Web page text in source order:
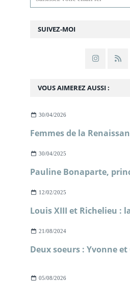
SUIVEZ-MOI
VOUS AIMEREZ AUSSI :
30/04/2026
30/04/2025
12/02/2025
21/08/2024
05/08/2026